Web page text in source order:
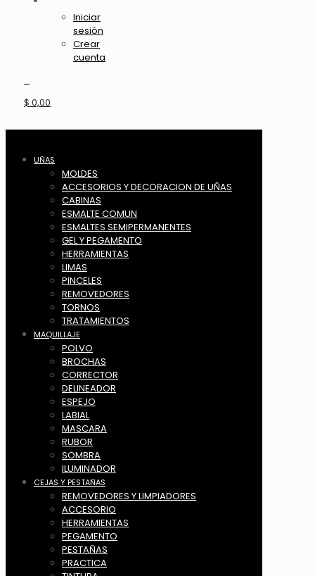
Iniciar
sesión
Crear
cuenta
$ 0,00
UÑAS
MOLDES
ACCESORIOS Y DECORACION DE UÑAS
CABINAS
ESMALTE COMUN
ESMALTES SEMIPERMANENTES
GEL Y PEGAMENTO
HERRAMIENTAS
LIMAS
PINCELES
REMOVEDORES
TORNOS
TRATAMIENTOS
MAQUILLAJE
POLVO
BROCHAS
CORRECTOR
DELINEADOR
ESPEJO
LABIAL
MASCARA
RUBOR
SOMBRA
ILUMINADOR
CEJAS Y PESTAÑAS
REMOVEDORES Y LIMPIADORES
ACCESORIO
HERRAMIENTAS
PEGAMENTO
PESTAÑAS
PRACTICA